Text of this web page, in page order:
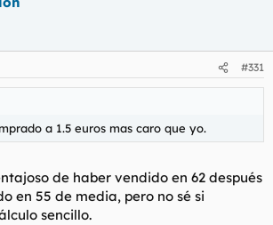
#331
a 1.5 euros mas caro que yo.
de haber vendido en 62 después
en 55 de media, pero no sé si
sencillo.